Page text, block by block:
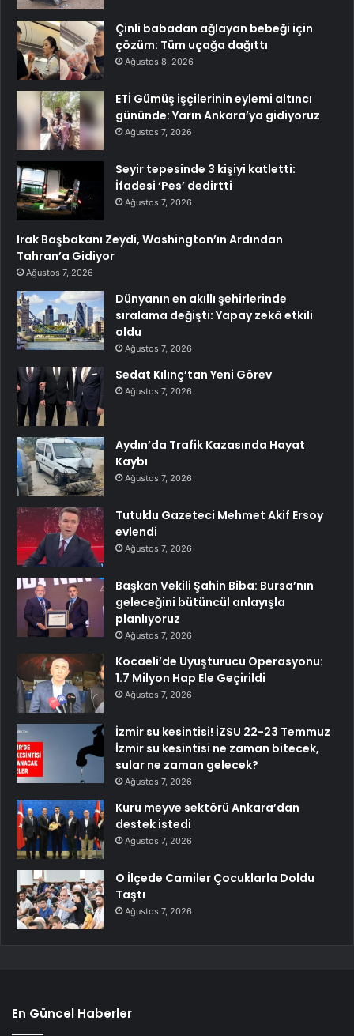
Çinli babadan ağlayan bebeği için
çözüm: Tüm uçağa dağıttı
Ağustos 8, 2026
ETİ Gümüş işçilerinin eylemi altıncı
gününde: Yarın Ankara’ya gidiyoruz
Ağustos 7, 2026
Seyir tepesinde 3 kişiyi katletti:
İfadesi ‘Pes’ dedirtti
Ağustos 7, 2026
Irak Başbakanı Zeydi, Washington’ın Ardından
Tahran’a Gidiyor
Ağustos 7, 2026
Dünyanın en akıllı şehirlerinde
sıralama değişti: Yapay zekâ etkili
oldu
Ağustos 7, 2026
Sedat Kılınç’tan Yeni Görev
Ağustos 7, 2026
Aydın’da Trafik Kazasında Hayat
Kaybı
Ağustos 7, 2026
Tutuklu Gazeteci Mehmet Akif Ersoy
evlendi
Ağustos 7, 2026
Başkan Vekili Şahin Biba: Bursa’nın
geleceğini bütüncül anlayışla
planlıyoruz
Ağustos 7, 2026
Kocaeli’de Uyuşturucu Operasyonu:
1.7 Milyon Hap Ele Geçirildi
Ağustos 7, 2026
İzmir su kesintisi! İZSU 22-23 Temmuz
İzmir su kesintisi ne zaman bitecek,
sular ne zaman gelecek?
Ağustos 7, 2026
Kuru meyve sektörü Ankara’dan
destek istedi
Ağustos 7, 2026
O İlçede Camiler Çocuklarla Doldu
Taştı
Ağustos 7, 2026
En Güncel Haberler